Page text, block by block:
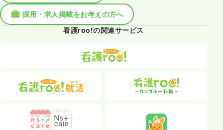
採用・求人掲載をお考えの方へ
看護roo!の関連サービス